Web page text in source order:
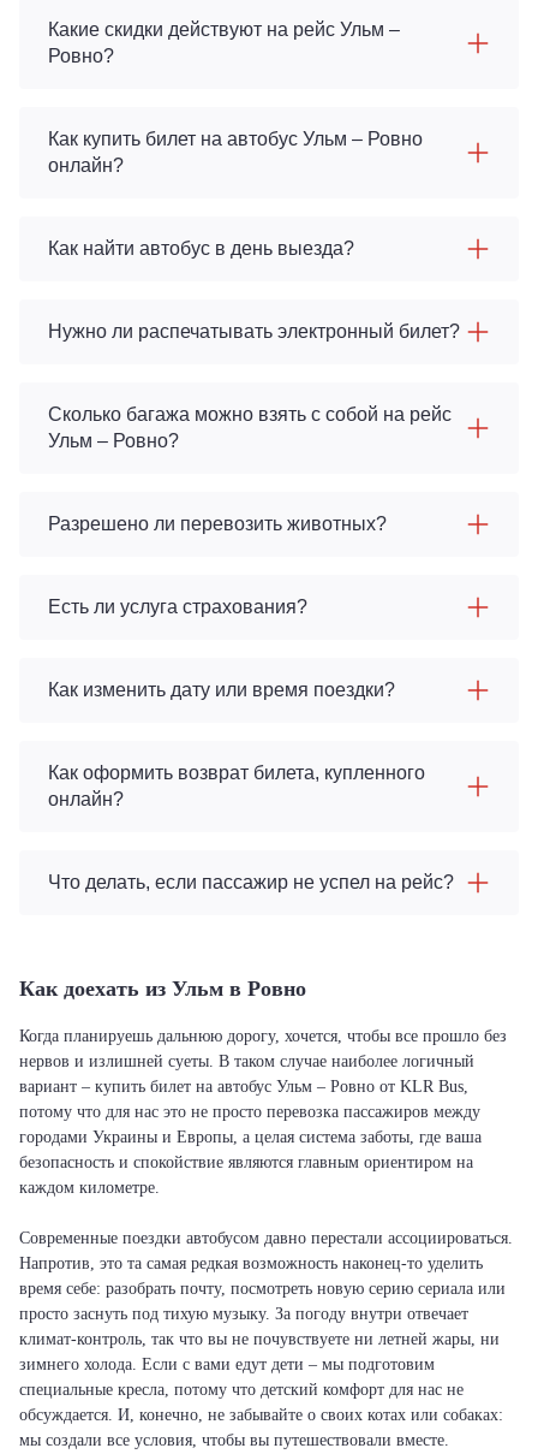
Какие скидки действуют на рейс Ульм –
Ровно?
Как купить билет на автобус Ульм – Ровно
онлайн?
Как найти автобус в день выезда?
Нужно ли распечатывать электронный билет?
Сколько багажа можно взять с собой на рейс
Ульм – Ровно?
Разрешено ли перевозить животных?
Есть ли услуга страхования?
Как изменить дату или время поездки?
Как оформить возврат билета, купленного
онлайн?
Что делать, если пассажир не успел на рейс?
Как доехать из Ульм в Ровно
Когда планируешь дальнюю дорогу, хочется, чтобы все прошло без
нервов и излишней суеты. В таком случае наиболее логичный
вариант – купить билет на автобус Ульм – Ровно от KLR Bus,
потому что для нас это не просто перевозка пассажиров между
городами Украины и Европы, а целая система заботы, где ваша
безопасность и спокойствие являются главным ориентиром на
каждом километре.
Современные поездки автобусом давно перестали ассоциироваться.
Напротив, это та самая редкая возможность наконец-то уделить
время себе: разобрать почту, посмотреть новую серию сериала или
просто заснуть под тихую музыку. За погоду внутри отвечает
климат-контроль, так что вы не почувствуете ни летней жары, ни
зимнего холода. Если с вами едут дети – мы подготовим
специальные кресла, потому что детский комфорт для нас не
обсуждается. И, конечно, не забывайте о своих котах или собаках:
мы создали все условия, чтобы вы путешествовали вместе.